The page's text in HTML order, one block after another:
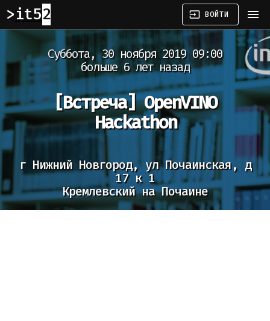
it52 input ВОЙТИ menu
Суббота, 30 ноября 2019 09:00
больше 6 лет назад
[Встреча] OpenVINO
Hackathon
г Нижний Новгород, ул Почаинская, д
17 к 1
Кремлевский на Почаине